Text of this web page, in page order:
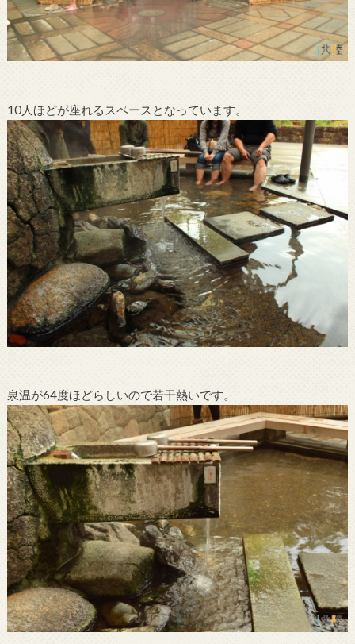
10人ほどが座れるスペースとなっています。
泉温が64度ほどらしいので若干熱いです。